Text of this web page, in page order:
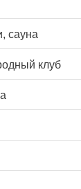
сауна
клуб